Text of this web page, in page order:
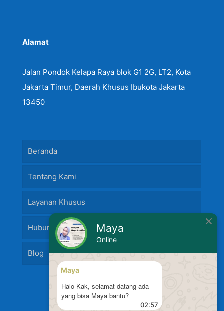
Alamat
Jalan Pondok Kelapa Raya blok G1 2G, LT2, Kota
Jakarta Timur, Daerah Khusus Ibukota Jakarta
13450
Beranda
Tentang Kami
Layanan Khusus
Hubungi Kami
Blog
Maya
Online
Maya
Halo Kak, selamat datang ada
yang bisa Maya bantu?
02:57